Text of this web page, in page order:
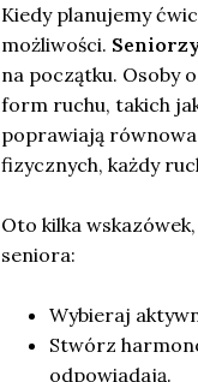
Kiedy planujemy
możliwości.
na początku. Osoby
form ruchu, takich
poprawiają
fizycznych, każdy
Oto kilka
seniora:
Wybieraj
Stwórz
odpowiadają.